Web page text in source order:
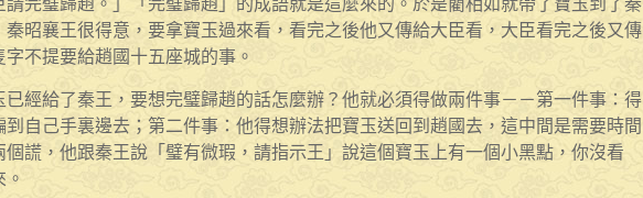
秦昭襄王很得意，要拿寶玉過來看，看完之後他又傳給大臣看，大臣看完之後又傳
不提要給趙國十五座城的事。
已經給了秦王，要想完璧歸趙的話怎麼辦？他就必須得做兩件事－－第一件事：得
自己手裏邊去；第二件事：他得想辦法把寶玉送回到趙國去，這中間是需要時間
個謊，他跟秦王說「璧有微瑕，請指示王」說這個寶玉上有一個小黑點，你沒看